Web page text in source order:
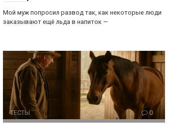
Мой муж попросил развод так, как некоторые люди
заказывают ещё льда в напиток —
ТЕСТЫ 0